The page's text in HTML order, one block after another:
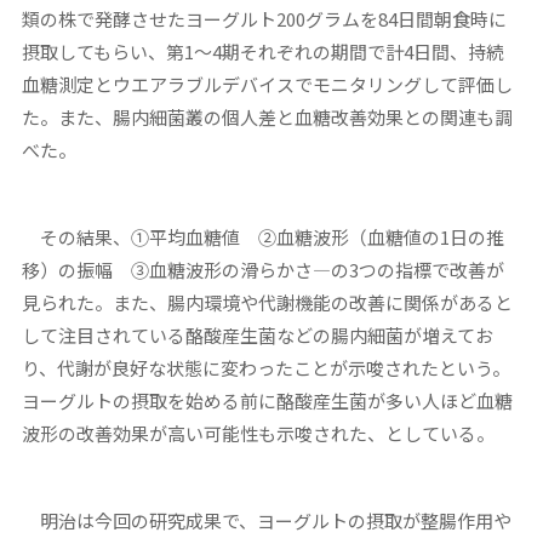
類の株で発酵させたヨーグルト200グラムを84日間朝食時に
摂取してもらい、第1～4期それぞれの期間で計4日間、持続
血糖測定とウエアラブルデバイスでモニタリングして評価し
た。また、腸内細菌叢の個人差と血糖改善効果との関連も調
べた。
その結果、①平均血糖値 ②血糖波形（血糖値の1日の推
移）の振幅 ③血糖波形の滑らかさ―の3つの指標で改善が
見られた。また、腸内環境や代謝機能の改善に関係があると
して注目されている酪酸産生菌などの腸内細菌が増えてお
り、代謝が良好な状態に変わったことが示唆されたという。
ヨーグルトの摂取を始める前に酪酸産生菌が多い人ほど血糖
波形の改善効果が高い可能性も示唆された、としている。
明治は今回の研究成果で、ヨーグルトの摂取が整腸作用や